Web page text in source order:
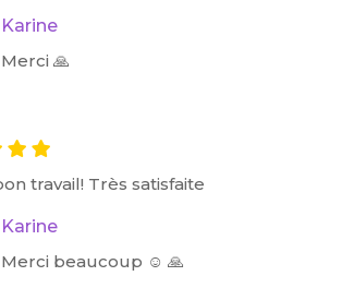
Karine
Merci 🙏
travail! Très satisfaite
Karine
Merci beaucoup ☺️ 🙏